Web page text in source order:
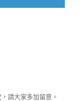
請大家多加留意。